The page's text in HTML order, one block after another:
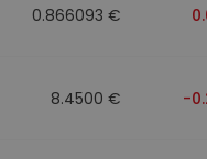
0.866093 €
8.4500 € -